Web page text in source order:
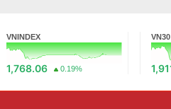
VNINDEX
1,768.06 0.19%
VN30